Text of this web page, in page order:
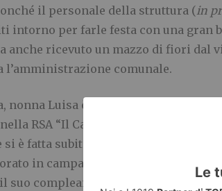
il personale della struttura (in
intorno per farle festa con una gran
anche ricevuto un mazzo di fiori dal
l’amministrazione comunale.
nonna Luisa è ospite della struttura
RSA “Il Castagno” di Frossasco,
si è fatta subito ben volere per il suo
in campagna e nonostante l’età
suo compleanno ha ricevuto in